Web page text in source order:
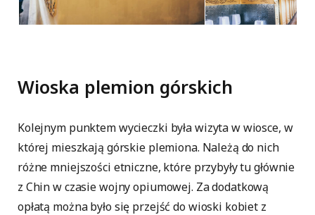
Wioska plemion górskich
Kolejnym punktem wycieczki była wizyta w wiosce, w
której mieszkają górskie plemiona. Należą do nich
różne mniejszości etniczne, które przybyły tu głównie
z Chin w czasie wojny opiumowej. Za dodatkową
opłatą można było się przejść do wioski kobiet z